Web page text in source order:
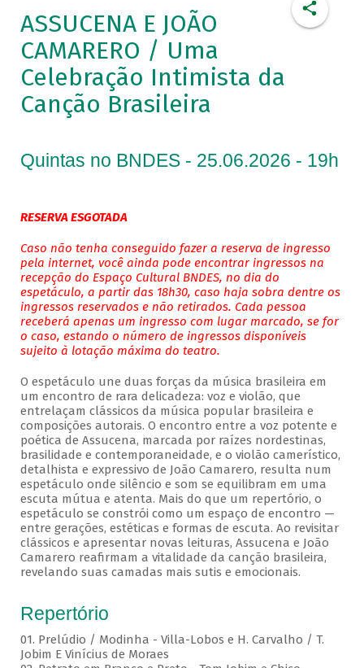
ASSUCENA E JOÃO
CAMARERO / Uma
Celebração Intimista da
Canção Brasileira
Quintas no BNDES - 25.06.2026 - 19h
RESERVA ESGOTADA
Caso não tenha conseguido fazer a reserva de ingresso
pela internet, você ainda pode encontrar ingressos na
recepção do Espaço Cultural BNDES, no dia do
espetáculo, a partir das 18h30, caso haja sobra dentre os
ingressos reservados e não retirados. Cada pessoa
receberá apenas um ingresso com lugar marcado, se for
o caso, estando o número de ingressos disponíveis
sujeito à lotação máxima do teatro.
O espetáculo une duas forças da música brasileira em
um encontro de rara delicadeza: voz e violão, que
entrelaçam clássicos da música popular brasileira e
composições autorais. O encontro entre a voz potente e
poética de Assucena, marcada por raízes nordestinas,
brasilidade e contemporaneidade, e o violão camerístico,
detalhista e expressivo de João Camarero, resulta num
espetáculo onde silêncio e som se equilibram em uma
escuta mútua e atenta. Mais do que um repertório, o
espetáculo se constrói como um espaço de encontro —
entre gerações, estéticas e formas de escuta. Ao revisitar
clássicos e apresentar novas leituras, Assucena e João
Camarero reafirmam a vitalidade da canção brasileira,
revelando suas camadas mais sutis e emocionais.
Repertório
01. Prelúdio / Modinha - Villa-Lobos e H. Carvalho / T.
Jobim E Vinícius de Moraes